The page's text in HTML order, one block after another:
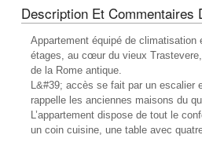
Description Et
Appartement équipé de
étages, au cœur du vieux
de la Rome antique.
L&#39; accès se fait par un escalier
rappelle les anciennes maisons du
L’appartement dispose de tout le
un coin cuisine, une table avec